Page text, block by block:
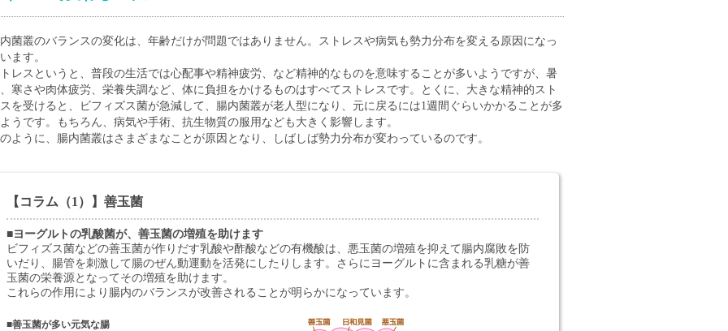
菌叢のバランスの変化は、年齢だけが問題ではありません。ストレスや病気も勢力分布を変える原因になっ
ます。
レスというと、普段の生活では心配事や精神疲労、など精神的なものを意味することが多いようですが、暑
寒さや肉体疲労、栄養失調など、体に負担をかけるものはすべてストレスです。とくに、大きな精神的スト
を受けると、ビフィズス菌が急減して、腸内菌叢が老人型になり、元に戻るには1週間ぐらいかかることが多
うです。もちろん、病気や手術、抗生物質の服用なども大きく影響します。
ように、腸内菌叢はさまざまなことが原因となり、しばしば勢力分布が変わっているのです。
【コラム（1）】善玉菌
■ヨーグルトの乳酸菌が、善玉菌の増殖を助けます
ビフィズス菌などの善玉菌が作りだす乳酸や酢酸などの有機酸は、悪玉菌の増殖を抑えて腸内腐敗を防
いだり、腸管を刺激して腸のぜん動運動を活発にしたりします。さらにヨーグルトに含まれる乳糖が善
玉菌の栄養源となってその増殖を助けます。
これらの作用により腸内のバランスが改善されることが明らかになっています。
■善玉菌が多い元気な腸